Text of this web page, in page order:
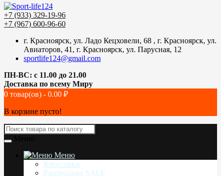
+7 (933) 329-19-96
+7 (967) 600-96-60
г. Красноярск, ул. Ладо Кецховели, 68 , г. Красноярск, ул.
Авиаторов, 41, г. Красноярск, ул. Парусная, 12
sportlife124@gmail.com
ПН-ВС: с 11.00 до 21.00
Доставка по всему Миру
0 товар(ов) - 0.00 ₽
В корзине пусто!
Меню
Кроссовки
Распродажа SALE